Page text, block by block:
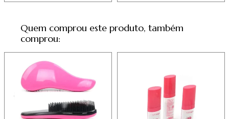
Quem comprou este produto, também
comprou: